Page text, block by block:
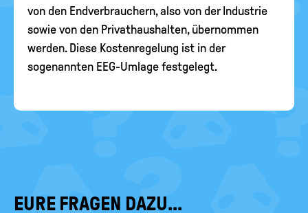
von den Endverbrauchern, also von der Industrie
sowie von den Privathaushalten, übernommen
werden. Diese Kostenregelung ist in der
sogenannten EEG-Umlage festgelegt.
EURE FRAGEN DAZU...